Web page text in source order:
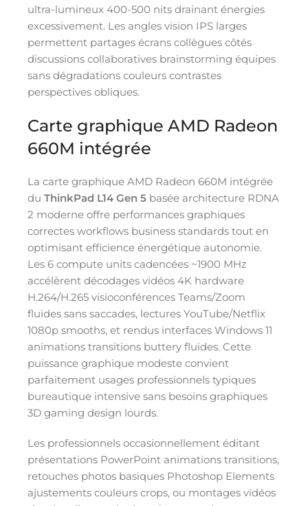
ultra-lumineux 400-500 nits drainant énergies
excessivement. Les angles vision IPS larges
permettent partages écrans collègues côtés
discussions collaboratives brainstorming équipes
sans dégradations couleurs contrastes
perspectives obliques.
Carte graphique AMD Radeon
660M intégrée
La carte graphique AMD Radeon 660M intégrée
du ThinkPad L14 Gen 5 basée architecture RDNA
2 moderne offre performances graphiques
correctes workflows business standards tout en
optimisant efficience énergétique autonomie.
Les 6 compute units cadencées ~1900 MHz
accélèrent décodages vidéos 4K hardware
H.264/H.265 visioconférences Teams/Zoom
fluides sans saccades, lectures YouTube/Netflix
1080p smooths, et rendus interfaces Windows 11
animations transitions buttery fluides. Cette
puissance graphique modeste convient
parfaitement usages professionnels typiques
bureautique intensive sans besoins graphiques
3D gaming design lourds.
Les professionnels occasionnellement éditant
présentations PowerPoint animations transitions,
retouches photos basiques Photoshop Elements
ajustements couleurs crops, ou montages vidéos